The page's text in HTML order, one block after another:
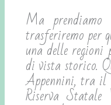
Ma
trasferiremo per
una delle
di vista storico.
Appennini, tra il
Riserva